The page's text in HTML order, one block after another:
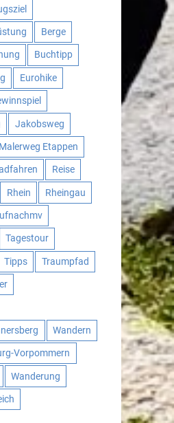
Berge
Buchtipp
Eurohike
Jakobsweg
Malerweg Etappen
Reise
Rhein Rheingau
Tagestour
Tipps Traumpfad
Wandern
Vorpommern
Wanderung